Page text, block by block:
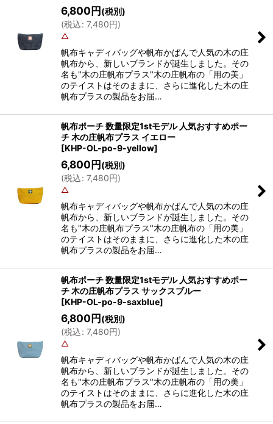
6,800円(税別)
(税込: 7,480円)
△
帆布キャディバッグや帆布かばんで人気の木の庄
帆布から、新しいブランドが誕生しました。その
名も"木の庄帆布プラス"木の庄帆布の「用の美」
のテイストはそのままに、さらに進化した木の庄
帆布プラスの製品をお届…
帆布ポーチ 数量限定1stモデル 人気おすすめポー
チ 木の庄帆布プラス イエロー
[KHP-OL-po-9-yellow]
6,800円(税別)
(税込: 7,480円)
△
帆布キャディバッグや帆布かばんで人気の木の庄
帆布から、新しいブランドが誕生しました。その
名も"木の庄帆布プラス"木の庄帆布の「用の美」
のテイストはそのままに、さらに進化した木の庄
帆布プラスの製品をお届…
帆布ポーチ 数量限定1stモデル 人気おすすめポー
チ 木の庄帆布プラス サックスブルー
[KHP-OL-po-9-saxblue]
6,800円(税別)
(税込: 7,480円)
△
帆布キャディバッグや帆布かばんで人気の木の庄
帆布から、新しいブランドが誕生しました。その
名も"木の庄帆布プラス"木の庄帆布の「用の美」
のテイストはそのままに、さらに進化した木の庄
帆布プラスの製品をお届…